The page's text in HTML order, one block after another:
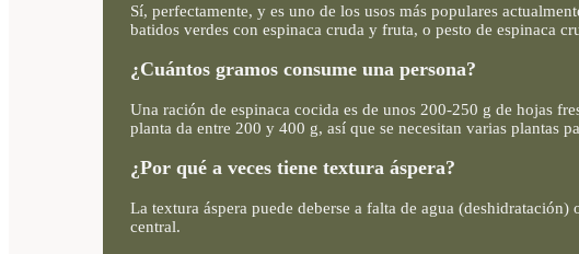
Sí, perfectamente, y es uno de los usos más populares
batidos verdes con espinaca cruda y fruta, o pesto de espinaca
¿Cuántos gramos consume una persona?
Una ración de espinaca cocida es de unos 200-250 g de hojas
planta da entre 200 y 400 g, así que se necesitan varias plantas
¿Por qué a veces tiene textura áspera?
La textura áspera puede deberse a falta de agua
central.